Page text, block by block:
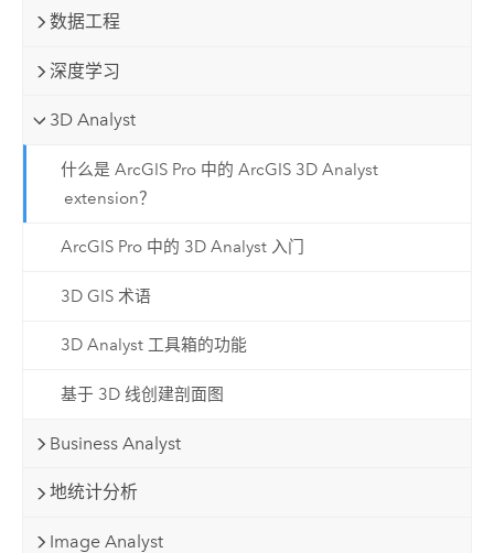
数据工程
深度学习
3D Analyst
什么是 ArcGIS Pro 中的 ArcGIS 3D Analyst
extension？
ArcGIS Pro 中的 3D Analyst 入门
3D GIS 术语
3D Analyst 工具箱的功能
基于 3D 线创建剖面图
Business Analyst
地统计分析
Image Analyst